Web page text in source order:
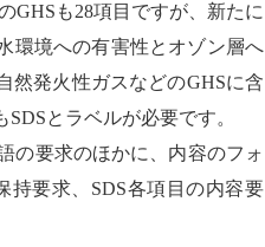
GHS も28項目ですが、新たに
環境への有害性とオゾン層へ
然発火性ガスなどのGHSに含
SDSとラベルが必要です。
の要求のほかに、内容のフォ
要求、 SDS各項目の内容要